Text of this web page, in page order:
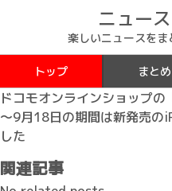
ニュー
楽しいニュースをま
トップ まとめ
ドコモオンラインショップ
～9月18日の期間は新発売の
した
関連記事